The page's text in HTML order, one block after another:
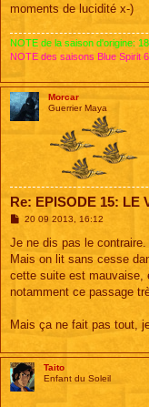
moments de lucidité x-)
NOTE de la saison d'origine:
NOTE des saisons Blue Spirit
Morcar
Guerrier Maya
Re: EPISODE 15: LE
M
s
a
g
20 09 2013, 16:12
Je ne dis pas le contraire.
Mais on lit sans cesse
cette suite est mauvaise,
notamment ce passage
Mais ça ne fait pas tout,
Taito
Enfant du Soleil